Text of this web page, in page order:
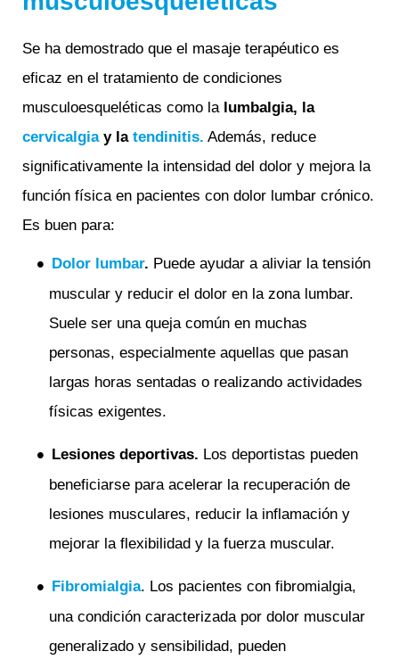
Se ha demostrado que el masaje terapéutico es
eficaz en el tratamiento de condiciones
musculoesqueléticas como la lumbalgia, la
cervicalgiay la tendinitis. Además, reduce
significativamente la intensidad del dolor y mejora la
función física en pacientes con dolor lumbar crónico.
Es buen para:
Dolor lumbar. Puede ayudar a aliviar la tensión
muscular y reducir el dolor en la zona lumbar.
Suele ser una queja común en muchas
personas, especialmente aquellas que pasan
largas horas sentadas o realizando actividades
físicas exigentes.
Lesiones deportivas. Los deportistas pueden
beneficiarse para acelerar la recuperación de
lesiones musculares, reducir la inflamación y
mejorar la flexibilidad y la fuerza muscular.
Fibromialgia. Los pacientes con fibromialgia,
una condición caracterizada por dolor muscular
generalizado y sensibilidad, pueden